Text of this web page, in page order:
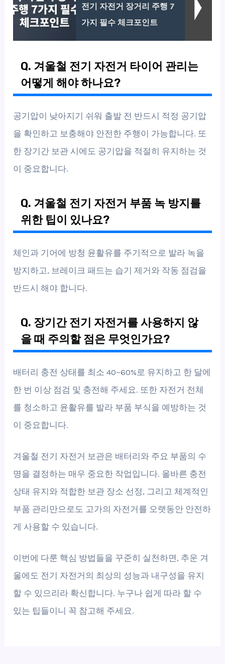
전기 자전거 장거리 주행 7
가지 필수 체크포인트
Q. 겨울철 전기 자전거 타이어 관리는
어떻게 해야 하나요?
공기압이 낮아지기 쉬워 출발 전 반드시 적정 공기압
을 확인하고 보충해야 안전한 주행이 가능합니다. 또
한 장기간 보관 시에도 공기압을 적절히 유지하는 것
이 중요합니다.
Q. 겨울철 전기 자전거 부품 녹 방지를
위한 팁이 있나요?
체인과 기어에 방청 윤활유를 주기적으로 발라 녹을
방지하고, 브레이크 패드는 습기 제거와 작동 점검을
반드시 해야 합니다.
Q. 장기간 전기 자전거를 사용하지 않
을 때 주의할 점은 무엇인가요?
배터리 충전 상태를 최소 40~60%로 유지하고 한 달에
한 번 이상 점검 및 충전해 주세요. 또한 자전거 전체
를 청소하고 윤활유를 발라 부품 부식을 예방하는 것
이 중요합니다.
겨울철 전기 자전거 보관은 배터리와 주요 부품의 수
명을 결정하는 매우 중요한 작업입니다. 올바른 충전
상태 유지와 적합한 보관 장소 선정, 그리고 체계적인
부품 관리만으로도 고가의 자전거를 오랫동안 안전하
게 사용할 수 있습니다.
이번에 다룬 핵심 방법들을 꾸준히 실천하면, 추운 겨
울에도 전기 자전거의 최상의 성능과 내구성을 유지
할 수 있으리라 확신합니다. 누구나 쉽게 따라 할 수
있는 팁들이니 꼭 참고해 주세요.